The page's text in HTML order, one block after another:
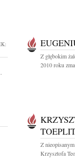
Z głębokim
2010 roku
Z
Krzysztofa